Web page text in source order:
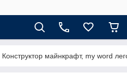
Конструктор майнкрафт, my word